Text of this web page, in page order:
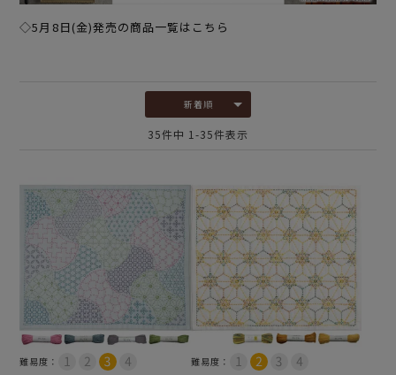
◇5月8日(金)発売の商品一覧はこちら
新着順
35件中 1 -35件表示
難易度： 難易度：